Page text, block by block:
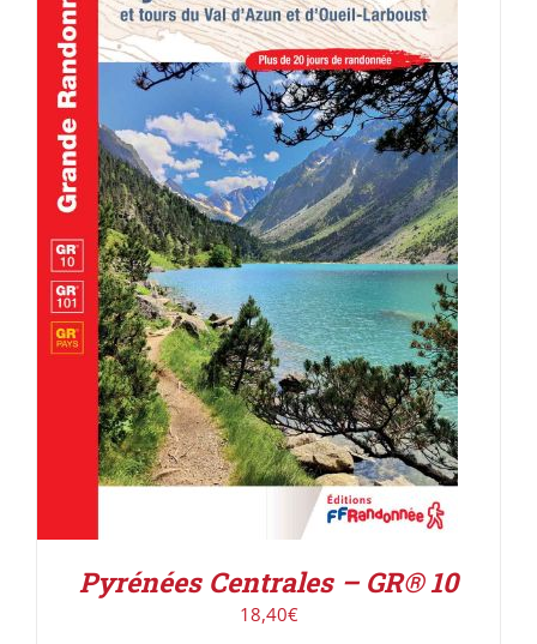
AJOUTER AU PANIER / DÉTAILS
Pyrénées Centrales – GR® 10
18,40€